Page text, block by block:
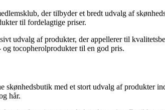
der tilbyder et bredt udvalg af
til fordelagtige priser.
udvalg af produkter, der appellerer til
og tocopherolprodukter til en god pris.
skønhedsbutik med et stort udvalg af produkter
hår.